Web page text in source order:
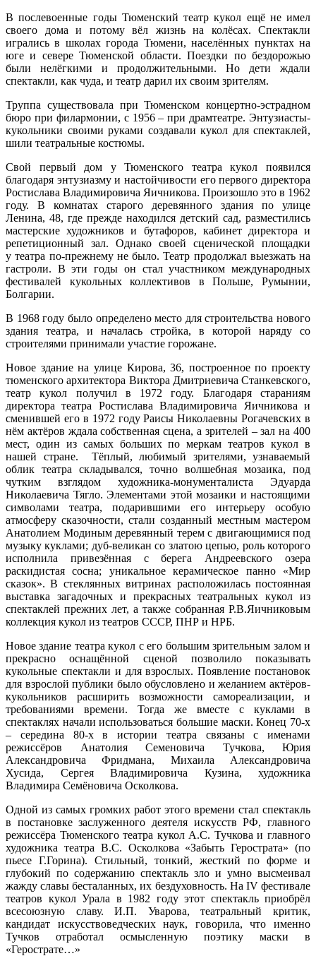
В послевоенные годы Тюменский театр кукол ещё не имел
своего дома и потому вёл жизнь на колёсах. Спектакли
игрались в школах города Тюмени, населённых пунктах на
юге и севере Тюменской области. Поездки по бездорожью
были нелёгкими и продолжительными. Но дети ждали
спектакли, как чуда, и театр дарил их своим зрителям.
Труппа существовала при Тюменском концертно-эстрадном
бюро при филармонии, с 1956 – при драмтеатре. Энтузиасты-
кукольники своими руками создавали кукол для спектаклей,
шили театральные костюмы.
Свой первый дом у Тюменского театра кукол появился
благодаря энтузиазму и настойчивости его первого директора
Ростислава Владимировича Яичникова. Произошло это в 1962
году. В комнатах старого деревянного здания по улице
Ленина, 48, где прежде находился детский сад, разместились
мастерские художников и бутафоров, кабинет директора и
репетиционный зал. Однако своей сценической площадки
у театра по-прежнему не было. Театр продолжал выезжать на
гастроли. В эти годы он стал участником международных
фестивалей кукольных коллективов в Польше, Румынии,
Болгарии.
В 1968 году было определено место для строительства нового
здания театра, и началась стройка, в которой наряду со
строителями принимали участие горожане.
Новое здание на улице Кирова, 36, построенное по проекту
тюменского архитектора Виктора Дмитриевича Станкевского,
театр кукол получил в 1972 году. Благодаря стараниям
директора театра Ростислава Владимировича Яичникова и
сменившей его в 1972 году Раисы Николаевны Рогачевских в
нём актёров ждала собственная сцена, а зрителей – зал на 400
мест, один из самых больших по меркам театров кукол в
нашей стране. Тёплый, любимый зрителями, узнаваемый
облик театра складывался, точно волшебная мозаика, под
чутким взглядом художника-монументалиста Эдуарда
Николаевича Тягло. Элементами этой мозаики и настоящими
символами театра, подарившими его интерьеру особую
атмосферу сказочности, стали созданный местным мастером
Анатолием Модиным деревянный терем с двигающимися под
музыку куклами; дуб-великан со златою цепью, роль которого
исполнила привезённая с берега Андреевского озера
раскидистая сосна; уникальное керамическое панно «Мир
сказок». В стеклянных витринах расположилась постоянная
выставка загадочных и прекрасных театральных кукол из
спектаклей прежних лет, а также собранная Р.В.Яичниковым
коллекция кукол из театров СССР, ПНР и НРБ.
Новое здание театра кукол с его большим зрительным залом и
прекрасно оснащённой сценой позволило показывать
кукольные спектакли и для взрослых. Появление постановок
для взрослой публики было обусловлено и желанием актёров-
кукольников расширить возможности самореализации, и
требованиями времени. Тогда же вместе с куклами в
спектаклях начали использоваться большие маски. Конец 70-х
– середина 80-х в истории театра связаны с именами
режиссёров Анатолия Семеновича Тучкова, Юрия
Александровича Фридмана, Михаила Александровича
Хусида, Сергея Владимировича Кузина, художника
Владимира Семёновича Осколкова.
Одной из самых громких работ этого времени стал спектакль
в постановке заслуженного деятеля искусств РФ, главного
режиссёра Тюменского театра кукол А.С. Тучкова и главного
художника театра В.С. Осколкова «Забыть Герострата» (по
пьесе Г.Горина). Стильный, тонкий, жесткий по форме и
глубокий по содержанию спектакль зло и умно высмеивал
жажду славы бесталанных, их бездуховность. На IV фестивале
театров кукол Урала в 1982 году этот спектакль приобрёл
всесоюзную славу. И.П. Уварова, театральный критик,
кандидат искусствоведческих наук, говорила, что именно
Тучков отработал осмысленную поэтику маски в
«Герострате…»